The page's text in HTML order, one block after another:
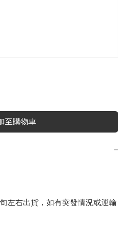
至購物車
−
左右出貨，如有突發情況或運輸